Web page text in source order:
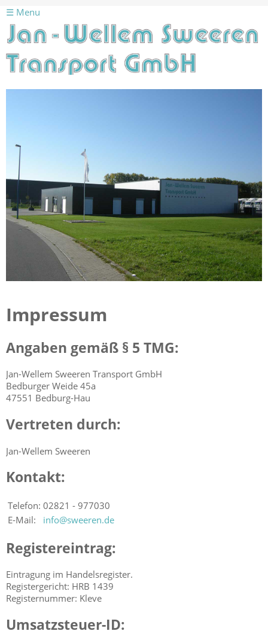
☰ Menu
Impressum
Angaben gemäß § 5 TMG:
Jan-Wellem Sweeren Transport GmbH
Bedburger Weide 45a
47551 Bedburg-Hau
Vertreten durch:
Jan-Wellem Sweeren
Kontakt:
Telefon: 02821 - 977030
E-Mail:
info@sweeren.de
Registereintrag:
Eintragung im Handelsregister.
Registergericht: HRB 1439
Registernummer: Kleve
Umsatzsteuer-ID: